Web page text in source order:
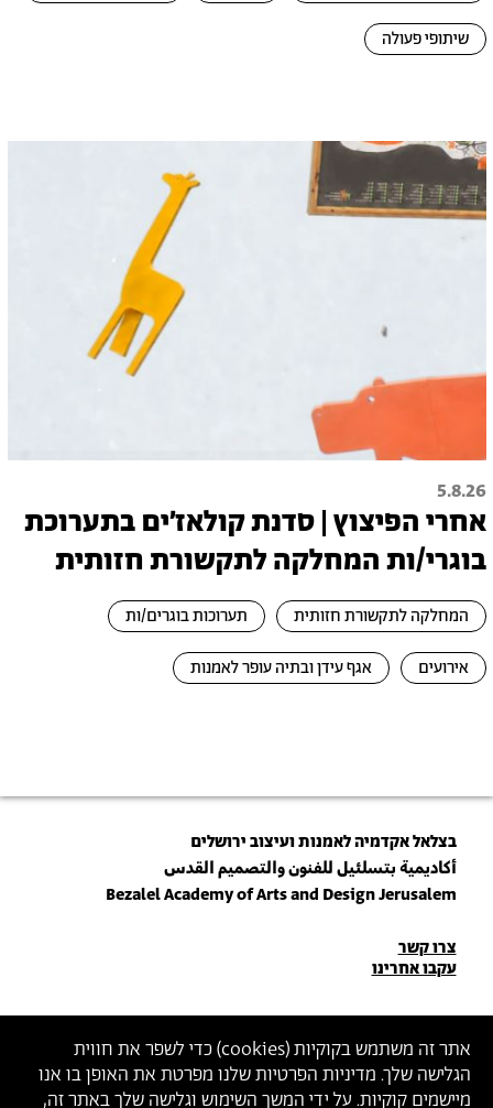
אתר זה משתמש בקוקיות (cookies) כדי לשפר את חווית
הגלישה שלך. מדיניות הפרטיות שלנו מפרטת את האופן בו אנו
מיישמים קוקיות. על ידי המשך השימוש וגלישה שלך באתר זה,
שיתופי פעולה
5.8.26
אחרי הפיצוץ | סדנת קולאז׳ים בתערוכת
בוגרי/ות המחלקה לתקשורת חזותית
המחלקה לתקשורת חזותית תערוכות בוגרים/ות
אירועים אגף עידן ובתיה עופר לאמנות
בצלאל אקדמיה לאמנות ועיצוב ירושלים
أكاديمية بتسلئيل للفنون والتصميم القدس
Bezalel Academy of Arts and Design Jerusalem
פרטי
יצירת
קשר
צרו קשר
עקבו אחרינו
הצטרפו לניוזלטר שלנו
הכניסו כתובת מייל
ההצטרפות מהווה הסכמה למדיניות הפרטיות ול תנאי השימוש של בצלאל